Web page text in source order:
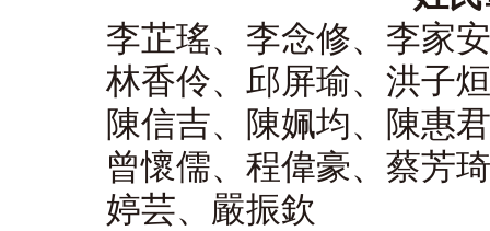
李芷瑤、李念修、李家
林香伶、邱屏瑜、洪子
陳信吉、陳姵均、陳惠
曾懷儒、程偉豪、蔡芳
婷芸、嚴振欽